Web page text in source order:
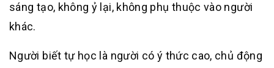
sáng tạo, không ỷ lại, không phụ thuộc vào người
khác.
Người biết tự học là người có ý thức cao, chủ động